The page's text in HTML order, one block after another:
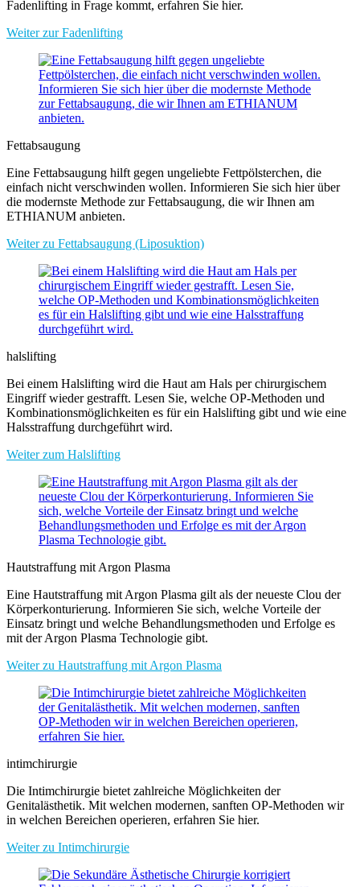
Fadenlifting in Frage kommt, erfahren Sie hier.
Weiter zur Fadenlifting
Fettabsaugung
Eine Fettabsaugung hilft gegen ungeliebte Fettpölsterchen, die
einfach nicht verschwinden wollen. Informieren Sie sich hier über
die modernste Methode zur Fettabsaugung, die wir Ihnen am
ETHIANUM anbieten.
Weiter zu Fettabsaugung (Liposuktion)
halslifting
Bei einem Halslifting wird die Haut am Hals per chirurgischem
Eingriff wieder gestrafft. Lesen Sie, welche OP-Methoden und
Kombinationsmöglichkeiten es für ein Halslifting gibt und wie eine
Halsstraffung durchgeführt wird.
Weiter zum Halslifting
Hautstraffung mit Argon Plasma
Eine Hautstraffung mit Argon Plasma gilt als der neueste Clou der
Körperkonturierung. Informieren Sie sich, welche Vorteile der
Einsatz bringt und welche Behandlungsmethoden und Erfolge es
mit der Argon Plasma Technologie gibt.
Weiter zu Hautstraffung mit Argon Plasma
intimchirurgie
Die Intimchirurgie bietet zahlreiche Möglichkeiten der
Genitalästhetik. Mit welchen modernen, sanften OP-Methoden wir
in welchen Bereichen operieren, erfahren Sie hier.
Weiter zu Intimchirurgie